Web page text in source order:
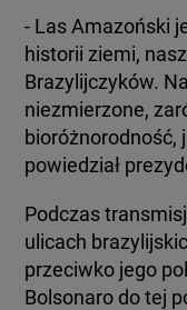
- Las Amazoński
historii ziemi,
Brazylijczyków.
niezmierzone,
bioróżnorodność,
powiedział
Podczas
ulicach
przeciwko jego
Bolsonaro do tej